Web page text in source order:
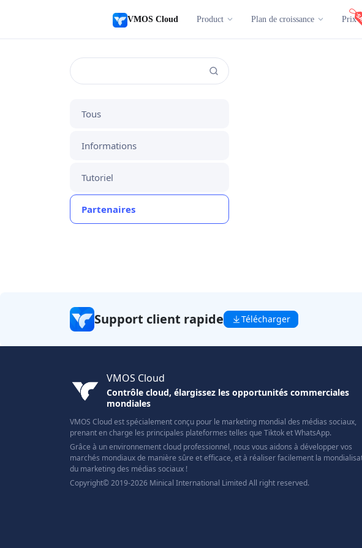
VMOS Cloud Product Plan de croissance Prix
Tous
Informations
Tutoriel
Partenaires
Support client rapide Télécharger
VMOS Cloud
Contrôle cloud, élargissez les opportunités commerciales
mondiales
VMOS Cloud est spécialement conçu pour le marketing mondial des médias sociaux,
prenant en charge les principales plateformes telles que Tiktok et WhatsApp.
Grâce à un environnement cloud professionnel, nous vous aidons à développer vos
marchés mondiaux de manière sûre et efficace, et à réaliser facilement la
du marketing des médias sociaux !
Copyright© 2019-2026 Minical International Limited All right reserved.